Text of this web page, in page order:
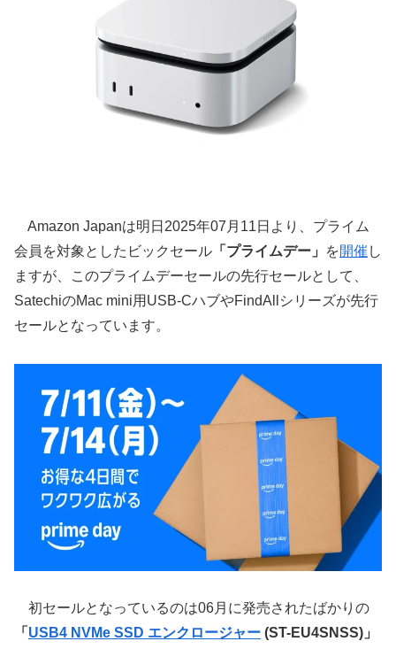
Amazon Japanは明日2025年07月11日より、プライム
会員を対象としたビックセール 「プライムデー」 を開催 し
ますが、このプライムデーセールの先行セールとして、
SatechiのMac mini用USB-CハブやFindAllシリーズが先行
セールとなっています。
初セールとなっているのは06月に発売されたばかりの
「 USB4 NVMe SSD エンクロージャー (ST-EU4SNSS)」